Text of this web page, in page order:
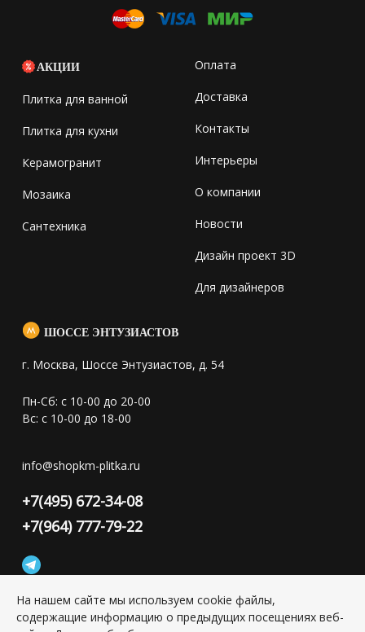
АКЦИИ
Плитка для ванной
Плитка для кухни
Керамогранит
Мозаика
Сантехника
Оплата
Доставка
Контакты
Интерьеры
О компании
Новости
Дизайн проект 3D
Для дизайнеров
ШОССЕ ЭНТУЗИАСТОВ
г. Москва, Шоссе Энтузиастов, д. 54
Пн-Сб: с 10-00 до 20-00
Вс: с 10-00 до 18-00
info@shopkm-plitka.ru
+7(495) 672-34-08
+7(964) 777-79-22
Конфиденциальность персональной информации
На нашем сайте мы используем cookie файлы,
содержащие информацию о предыдущих посещениях веб-